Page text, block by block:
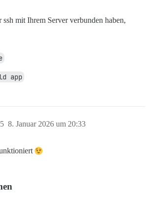
ssh mit Ihrem Server verbunden haben,
app
8. Januar 2026 um 20:33
5